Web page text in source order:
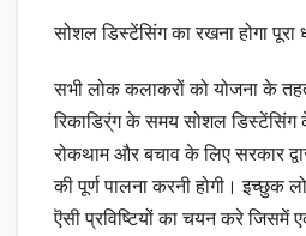
सोशल डिस्टेंसिंग का रखना होगा पूरा
सभी लोक कलाकरों को योजना के
रिकाडिर्ंग के समय सोशल डिस्टेंसिंग
रोकथाम और बचाव के लिए सरकार
की पूर्ण पालना करनी होगी। इच्छुक
ऎसी प्रविष्टियों का चयन करे जिसमें